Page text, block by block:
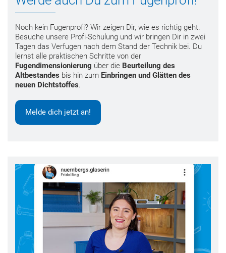
Noch kein Fugenprofi? Wir zeigen Dir, wie es richtig geht.
Besuche unsere Profi-Schulung und wir bringen Dir in zwei
Tagen das Verfugen nach dem Stand der Technik bei. Du
lernst alle praktischen Schritte von der
Fugendimensionierung über die Beurteilung des
Altbestandes bis hin zum Einbringen und Glätten des
neuen Dichtstoffes.
Melde dich jetzt an!